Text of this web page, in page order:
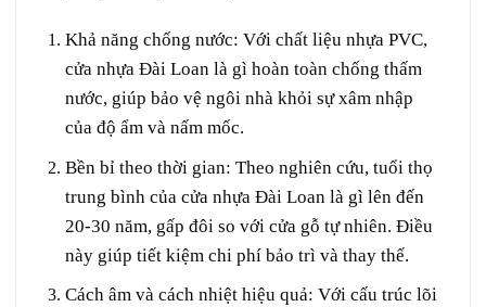
Khả năng chống nước: Với chất liệu nhựa PVC,
cửa nhựa Đài Loan là gì hoàn toàn chống thấm
nước, giúp bảo vệ ngôi nhà khỏi sự xâm nhập
của độ ẩm và nấm mốc.
Bền bỉ theo thời gian: Theo nghiên cứu, tuổi thọ
trung bình của cửa nhựa Đài Loan là gì lên đến
20-30 năm, gấp đôi so với cửa gỗ tự nhiên. Điều
này giúp tiết kiệm chi phí bảo trì và thay thế.
Cách âm và cách nhiệt hiệu quả: Với cấu trúc lõi